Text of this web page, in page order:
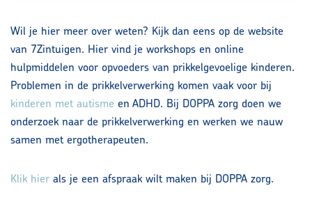
Wil je hier meer over weten? Kijk dan eens op de website
van 7Zintuigen. Hier vind je workshops en online
hulpmiddelen voor opvoeders van prikkelgevoelige kinderen.
Problemen in de prikkelverwerking komen vaak voor bij
kinderen met autisme en ADHD. Bij DOPPA zorg doen we
onderzoek naar de prikkelverwerking en werken we nauw
samen met ergotherapeuten.
Klik hier als je een afspraak wilt maken bij DOPPA zorg.